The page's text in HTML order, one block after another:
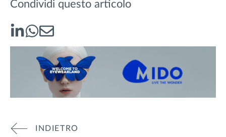
Condividi questo articolo
INDIETRO